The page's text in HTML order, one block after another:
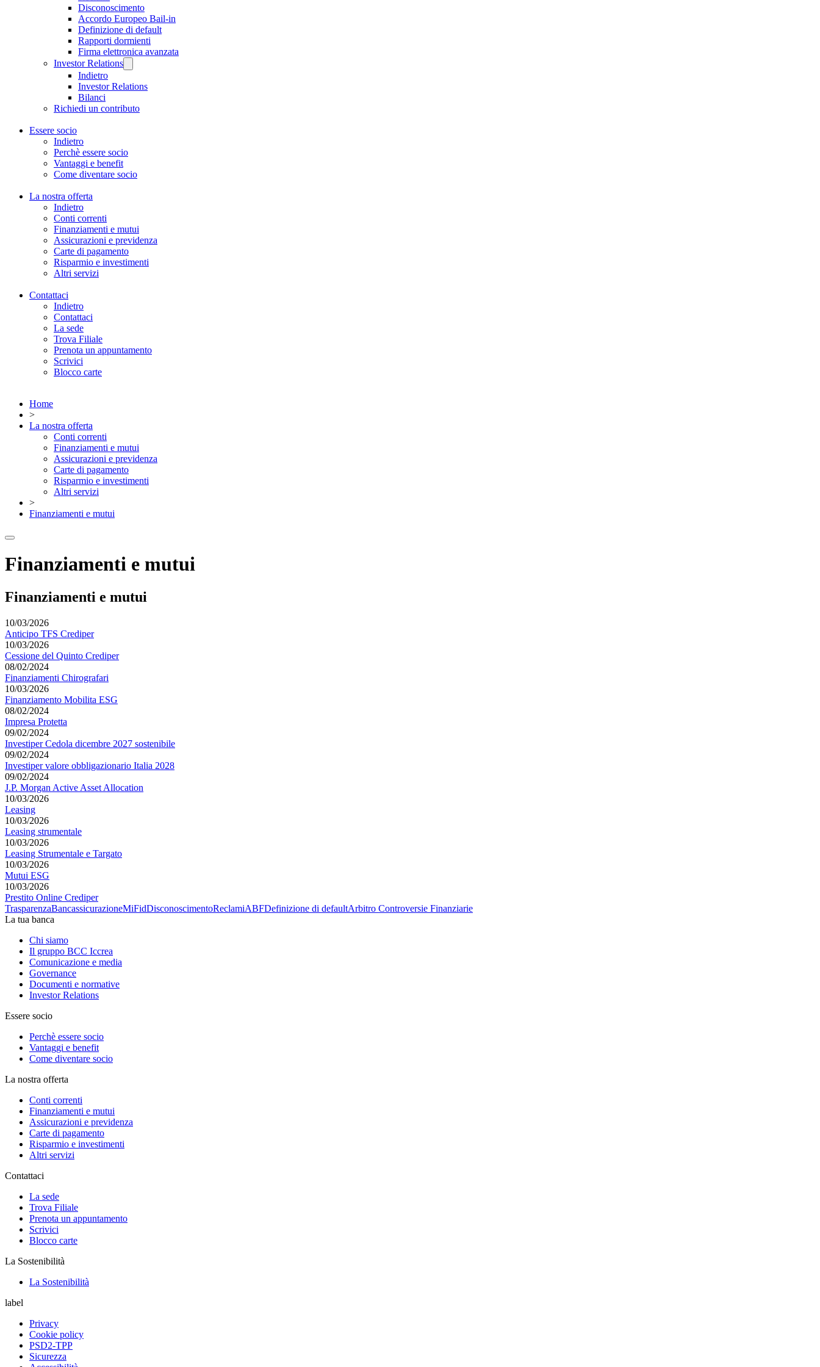
Disconoscimento
Accordo Europeo Bail-in
Definizione di default
Rapporti dormienti
Firma elettronica avanzata
Investor Relations
Indietro
Investor Relations
Bilanci
Richiedi un contributo
Essere socio
Indietro
Perchè essere socio
Vantaggi e benefit
Come diventare socio
La nostra offerta
Indietro
Conti correnti
Finanziamenti e mutui
Assicurazioni e previdenza
Carte di pagamento
Risparmio e investimenti
Altri servizi
Contattaci
Indietro
Contattaci
La sede
Trova Filiale
Prenota un appuntamento
Scrivici
Blocco carte
Home
>
La nostra offerta
Conti correnti
Finanziamenti e mutui
Assicurazioni e previdenza
Carte di pagamento
Risparmio e investimenti
Altri servizi
>
Finanziamenti e mutui
Finanziamenti e mutui
Finanziamenti e mutui
10/03/2026
Anticipo TFS Crediper
10/03/2026
Cessione del Quinto Crediper
08/02/2024
Finanziamenti Chirografari
10/03/2026
Finanziamento Mobilita ESG
08/02/2024
Impresa Protetta
09/02/2024
Investiper Cedola dicembre 2027 sostenibile
09/02/2024
Investiper valore obbligazionario Italia 2028
09/02/2024
J.P. Morgan Active Asset Allocation
10/03/2026
Leasing
10/03/2026
Leasing strumentale
10/03/2026
Leasing Strumentale e Targato
10/03/2026
Mutui ESG
10/03/2026
Prestito Online Crediper
TrasparenzaBancassicurazioneMiFidDisconoscimentoReclamiABFDefinizione di defaultArbitro Controversie Finanziarie
La tua banca
Chi siamo
Il gruppo BCC Iccrea
Comunicazione e media
Governance
Documenti e normative
Investor Relations
Essere socio
Perchè essere socio
Vantaggi e benefit
Come diventare socio
La nostra offerta
Conti correnti
Finanziamenti e mutui
Assicurazioni e previdenza
Carte di pagamento
Risparmio e investimenti
Altri servizi
Contattaci
La sede
Trova Filiale
Prenota un appuntamento
Scrivici
Blocco carte
La Sostenibilità
La Sostenibilità
label
Privacy
Cookie policy
PSD2-TPP
Sicurezza